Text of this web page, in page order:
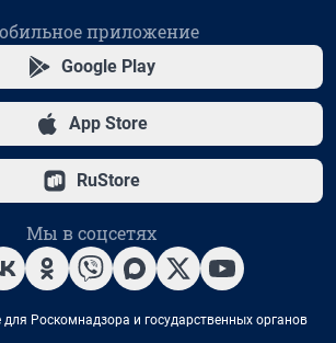
приложение
Google Play
App Store
RuStore
Мы в соцсетях
Роскомнадзора и государственных органов